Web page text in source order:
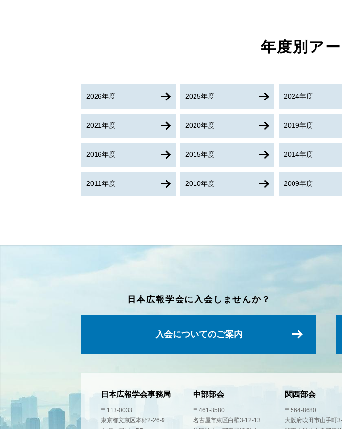
年度別ア
2026年度 2025年度 2024年度
2021年度 2020年度 2019年度
2016年度 2015年度 2014年度
2011年度 2010年度 2009年度
日本広報学会に入会しませんか？
入会についてのご案内
日本広報学会事務局
〒113-0033
東京都文京区本郷2-26-9
中部部会
〒461-8580
名古屋市東区白壁3-12-13
関西部会
〒564-8680
大阪府吹田市山手町